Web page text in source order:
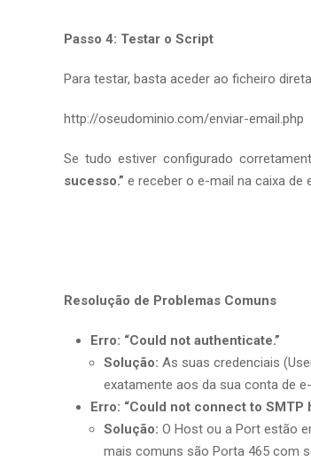
Passo 4: Testar o Script
Para testar, basta aceder ao ficheiro
http://oseudominio.com/enviar-email.php
Se tudo estiver configurado
sucesso.” e receber o e-mail na caixa de
Resolução de Problemas Comuns
Erro: “Could not authenticate.”
Solução: As suas credenciais
exatamente aos da sua conta de
Erro: “Could not connect to SMTP
Solução: O Host ou a Port estão
mais comuns são Porta 465 com